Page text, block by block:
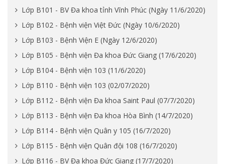
Lớp B101 - BV Đa khoa tỉnh Vĩnh Phúc (Ngày 11/6/2020)
Lớp B102 - Bệnh viện Việt Đức (Ngày 10/6/2020)
Lớp B103 - Bệnh Viện E (Ngày 12/6/2020)
Lớp B105 - Bệnh viện Đa khoa Đức Giang (17/6/2020)
Lớp B104 - Bệnh viện 103 (11/6/2020)
Lớp B110 - Bệnh viện 103 (02/07/2020)
Lớp B112 - Bệnh viện Đa khoa Saint Paul (07/7/2020)
Lớp B113 - Bệnh viện Đa khoa Hòa Bình (14/7/2020)
Lớp B114 - Bệnh viện Quân y 105 (16/7/2020)
Lớp B115 - Bệnh viện Quân đội 108 (16/7/2020)
Lớp B116 - BV Đa khoa Đức Giang (17/7/2020)